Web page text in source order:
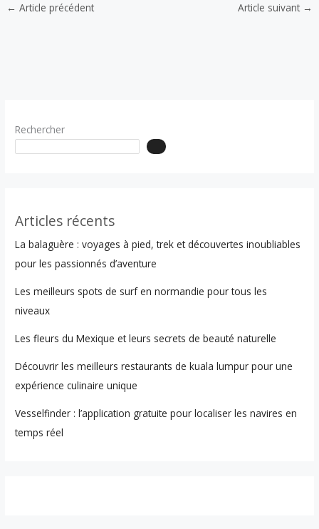
← Article précédent Article suivant →
Rechercher
Articles récents
La balaguère : voyages à pied, trek et découvertes inoubliables
pour les passionnés d’aventure
Les meilleurs spots de surf en normandie pour tous les
niveaux
Les fleurs du Mexique et leurs secrets de beauté naturelle
Découvrir les meilleurs restaurants de kuala lumpur pour une
expérience culinaire unique
Vesselfinder : l’application gratuite pour localiser les navires en
temps réel